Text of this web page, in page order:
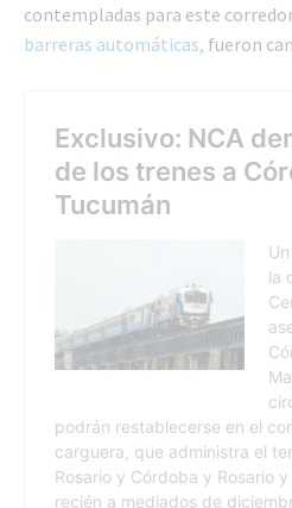
contempladas para este
barreras automáticas, fueron